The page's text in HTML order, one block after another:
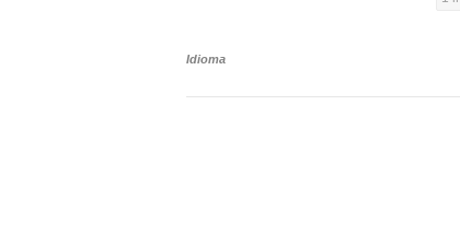
Idioma